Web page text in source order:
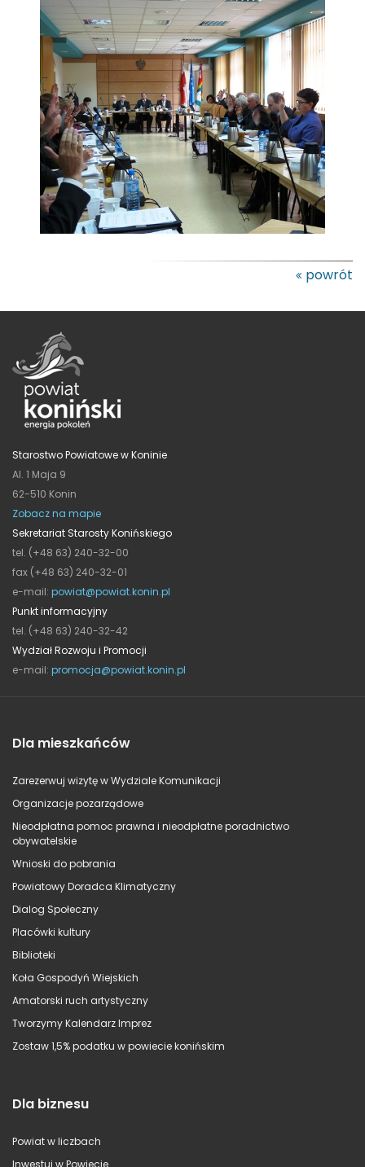
powrót
Starostwo Powiatowe w Koninie
Al. 1 Maja 9
62-510 Konin
Zobacz na mapie
Sekretariat Starosty Konińskiego
tel. (+48 63) 240-32-00
fax (+48 63) 240-32-01
e-mail: powiat@powiat.konin.pl
Punkt informacyjny
tel. (+48 63) 240-32-42
Wydział Rozwoju i Promocji
e-mail: promocja@powiat.konin.pl
Dla mieszkańców
Zarezerwuj wizytę w Wydziale Komunikacji
Organizacje pozarządowe
Nieodpłatna pomoc prawna i nieodpłatne poradnictwo
obywatelskie
Wnioski do pobrania
Powiatowy Doradca Klimatyczny
Dialog Społeczny
Placówki kultury
Biblioteki
Koła Gospodyń Wiejskich
Amatorski ruch artystyczny
Tworzymy Kalendarz Imprez
Zostaw 1,5% podatku w powiecie konińskim
Dla biznesu
Powiat w liczbach
Inwestuj w Powiecie